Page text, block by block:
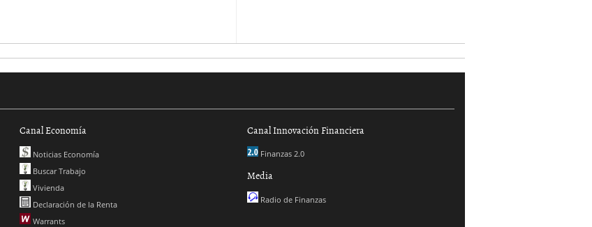
Canal Economía
Noticias Economía
Buscar Trabajo
Vivienda
Declaración de la Renta
Warrants
Canal Innovación Financiera
Finanzas 2.0
Media
Radio de Finanzas